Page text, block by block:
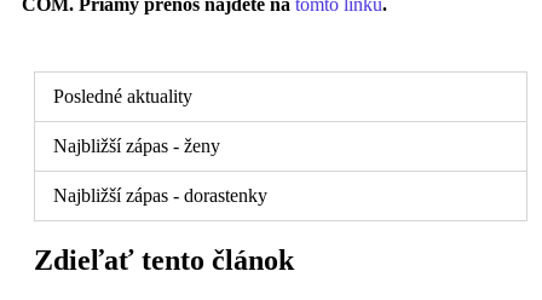
Posledné aktuality
Najbližší zápas - ženy
Najbližší zápas - dorastenky
Zdieľať tento článok